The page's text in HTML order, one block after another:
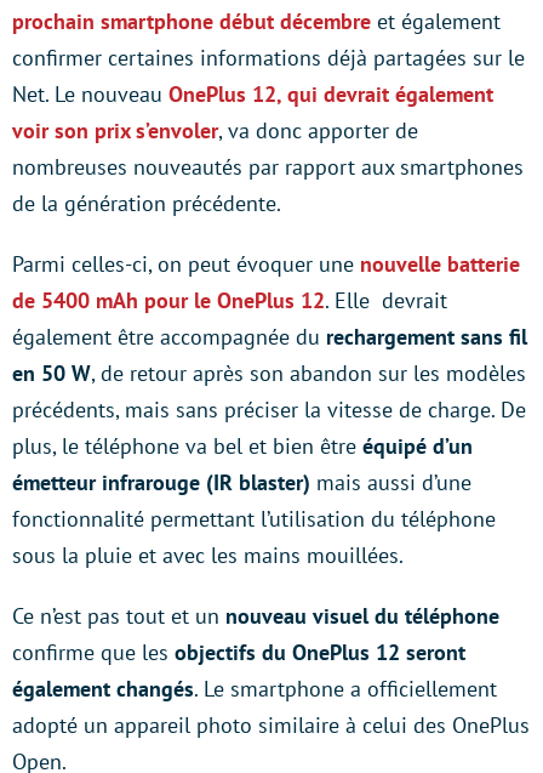
prochain smartphone début décembre et également
confirmer certaines informations déjà partagées sur le
Net. Le nouveau OnePlus 12, qui devrait également
voir son prix s’envoler, va donc apporter de
nombreuses nouveautés par rapport aux smartphones
de la génération précédente.
Parmi celles-ci, on peut évoquer une nouvelle batterie
de 5400 mAh pour le OnePlus 12. Elle devrait
également être accompagnée du rechargement sans fil
en 50 W, de retour après son abandon sur les modèles
précédents, mais sans préciser la vitesse de charge. De
plus, le téléphone va bel et bien être équipé d’un
émetteur infrarouge (IR blaster) mais aussi d’une
fonctionnalité permettant l’utilisation du téléphone
sous la pluie et avec les mains mouillées.
Ce n’est pas tout et un nouveau visuel du téléphone
confirme que les objectifs du OnePlus 12 seront
également changés. Le smartphone a officiellement
adopté un appareil photo similaire à celui des OnePlus
Open.